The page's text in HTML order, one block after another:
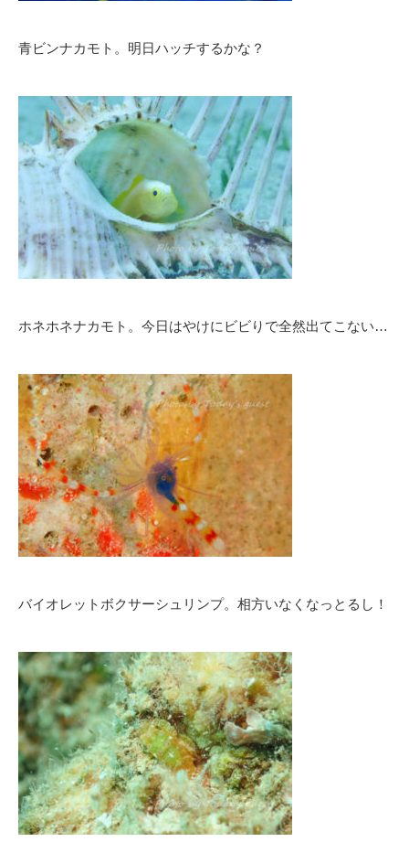
青ビンナカモト。明日ハッチするかな？
ホネホネナカモト。今日はやけにビビりで全然出てこない…
バイオレットボクサーシュリンプ。相方いなくなっとるし！